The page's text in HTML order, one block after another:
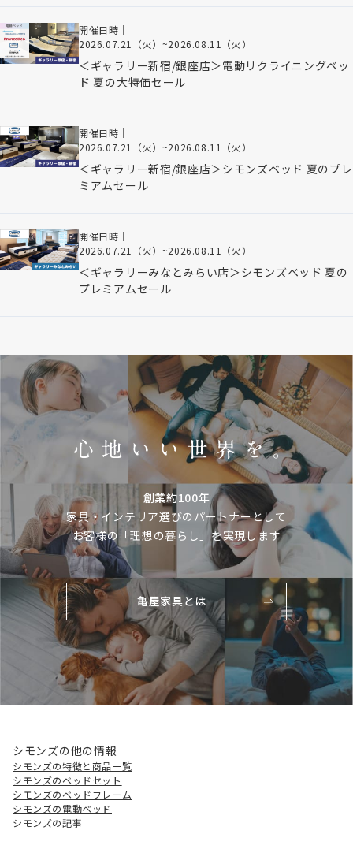
開催日時｜
2026.07.21（火） ~2026.08.11（火）
＜ギャラリー新宿/銀座店＞電動リクライニングベッ
ド 夏の大特価セール
開催日時｜
2026.07.21（火） ~2026.08.11（火）
＜ギャラリー新宿/銀座店＞シモンズベッド 夏のプレ
ミアムセール
開催日時｜
2026.07.21（火） ~2026.08.11（火）
＜ギャラリーみなとみらい店＞シモンズベッド 夏の
プレミアムセール
創業約100年
家具・インテリア選びのパートナーとして
お客様の「理想の暮らし」を実現します
亀屋家具とは
シモンズの他の情報
シモンズの特徴と商品一覧
シモンズのベッドセット
シモンズのベッドフレーム
シモンズの電動ベッド
シモンズの記事